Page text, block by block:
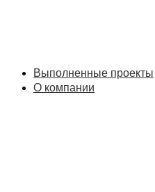
Выполненные проекты
О компании